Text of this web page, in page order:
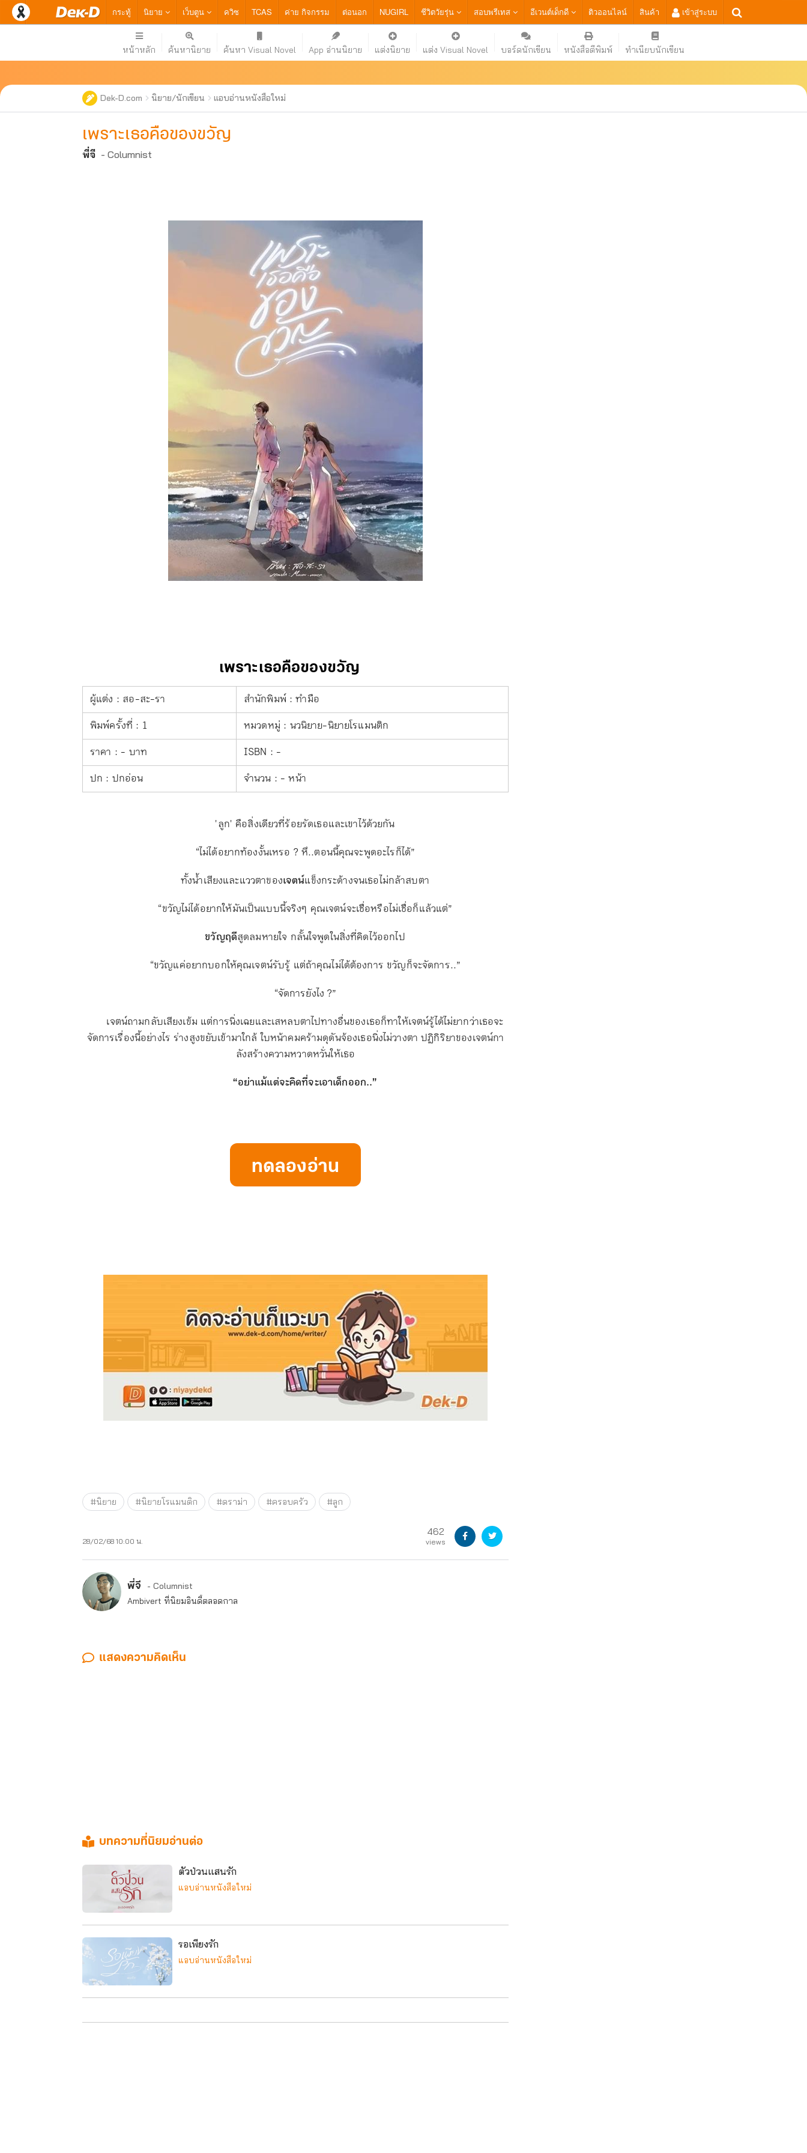
กระทู้ นิยาย เว็บตูน ควิซ TCAS ค่าย กิจกรรม ต่อนอก NUGIRL ชีวิตวัยรุ่น สอบพรีเทส อีเวนต์เด็กดี ติวออนไลน์ สินค้า เข้าสู่ระบบ
หน้าหลัก ค้นหานิยาย ค้นหา Visual Novel App อ่านนิยาย แต่งนิยาย แต่ง Visual Novel บอร์ดนักเขียน หนังสือตีพิมพ์ ทำเนียบนักเขียน
Dek-D.com นิยาย/นักเขียน แอบอ่านหนังสือใหม่
เพราะเธอคือของขวัญ
พี่จี - Columnist
เพราะเธอคือของขวัญ
ผู้แต่ง : สอ-สะ-รา
สำนักพิมพ์ : ทำมือ
พิมพ์ครั้งที่ : 1
หมวดหมู่ : นวนิยาย-นิยายโรแมนติก
ราคา : - บาท
ISBN : -
ปก : ปกอ่อน
จำนวน : - หน้า
'ลูก' คือสิ่งเดียวที่ร้อยรัดเธอและเขาไว้ด้วยกัน
“ไม่ได้อยากท้องงั้นเหรอ ? หึ..ตอนนี้คุณจะพูดอะไรก็ได้”
ทั้งน้ำเสียงและแววตาของเจตน์แข็งกระด้างจนเธอไม่กล้าสบตา
“ขวัญไม่ได้อยากให้มันเป็นแบบนี้จริงๆ คุณเจตน์จะเชื่อหรือไม่เชื่อก็แล้วแต่”
ขวัญฤดีสูดลมหายใจ กลั้นใจพูดในสิ่งที่คิดไว้ออกไป
“ขวัญแค่อยากบอกให้คุณเจตน์รับรู้ แต่ถ้าคุณไม่ได้ต้องการ ขวัญก็จะจัดการ..”
“จัดการยังไง ?”
เจตน์ถามกลับเสียงเข้ม แต่การนิ่งเฉยและเสหลบตาไปทางอื่นของเธอก็ทาให้เจตน์รู้ได้ไม่ยากว่าเธอจะ
จัดการเรื่องนี้อย่างไร ร่างสูงขยับเข้ามาใกล้ ใบหน้าคมคร้ามดุดันจ้องเธอนิ่งไม่วางตา ปฏิกิริยาของเจตน์กา
ลังสร้างความหวาดหวั่นให้เธอ
“อย่าแม้แต่จะคิดที่จะเอาเด็กออก..”
ทดลองอ่าน
#นิยาย #นิยายโรแมนติก #ดราม่า #ครอบครัว #ลูก
28/02/68 10:00 น.
462
views
พี่จี
- Columnist
Ambivert ที่นิยมอินดี้ตลอดกาล
แสดงความคิดเห็น
บทความที่นิยมอ่านต่อ
ตัวป่วนแสนรัก
แอบอ่านหนังสือใหม่
รอเพียงรัก
แอบอ่านหนังสือใหม่